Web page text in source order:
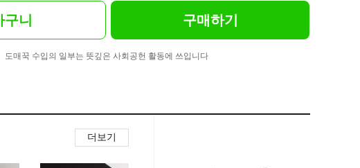
구니 구매하기
도매꾹 수입의 일부는 뜻깊은 사회공헌 활동에 쓰입니다
더보기